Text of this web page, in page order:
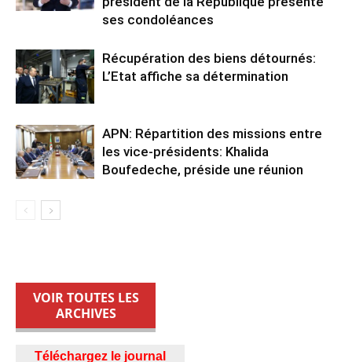
ses condoléances
Récupération des biens détournés:
L’Etat affiche sa détermination
APN: Répartition des missions entre
les vice-présidents: Khalida
Boufedeche, préside une réunion
VOIR TOUTES LES
ARCHIVES